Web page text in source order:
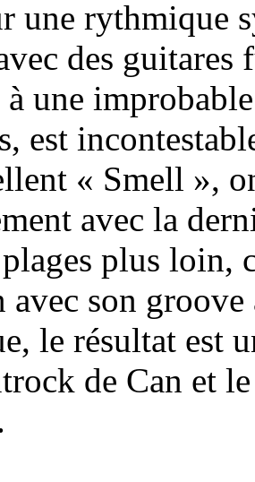
une rythmique
des
à une
est
« Smell »,
avec la
plus loin,
avec son
le résultat est
de Can et